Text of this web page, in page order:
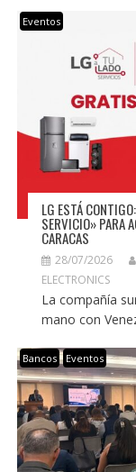
Eventos
LG ESTÁ
SERVICIO» PARA
CARACAS
28/07/2026
ELECTRONICS
La compañía
mano con
Bancos Eventos